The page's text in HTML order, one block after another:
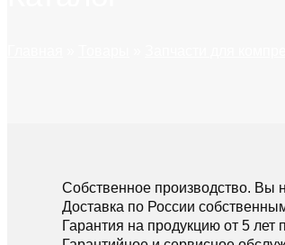
Собственное производство. Вы
Доставка по России
Гарантия на продукцию от 5 лет